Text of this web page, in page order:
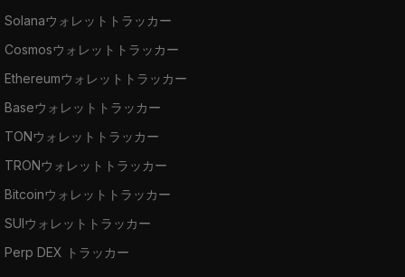
Solanaウォレットトラッカー
Cosmosウォレットトラッカー
Ethereumウォレットトラッカー
Baseウォレットトラッカー
TONウォレットトラッカー
TRONウォレットトラッカー
Bitcoinウォレットトラッカー
SUIウォレットトラッカー
Perp DEX トラッカー